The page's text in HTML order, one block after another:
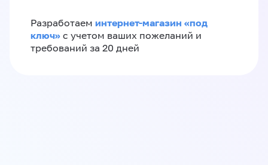
Разработаем интернет-магазин «‎под
ключ»‎ с учетом ваших пожеланий и
требований за 20 дней